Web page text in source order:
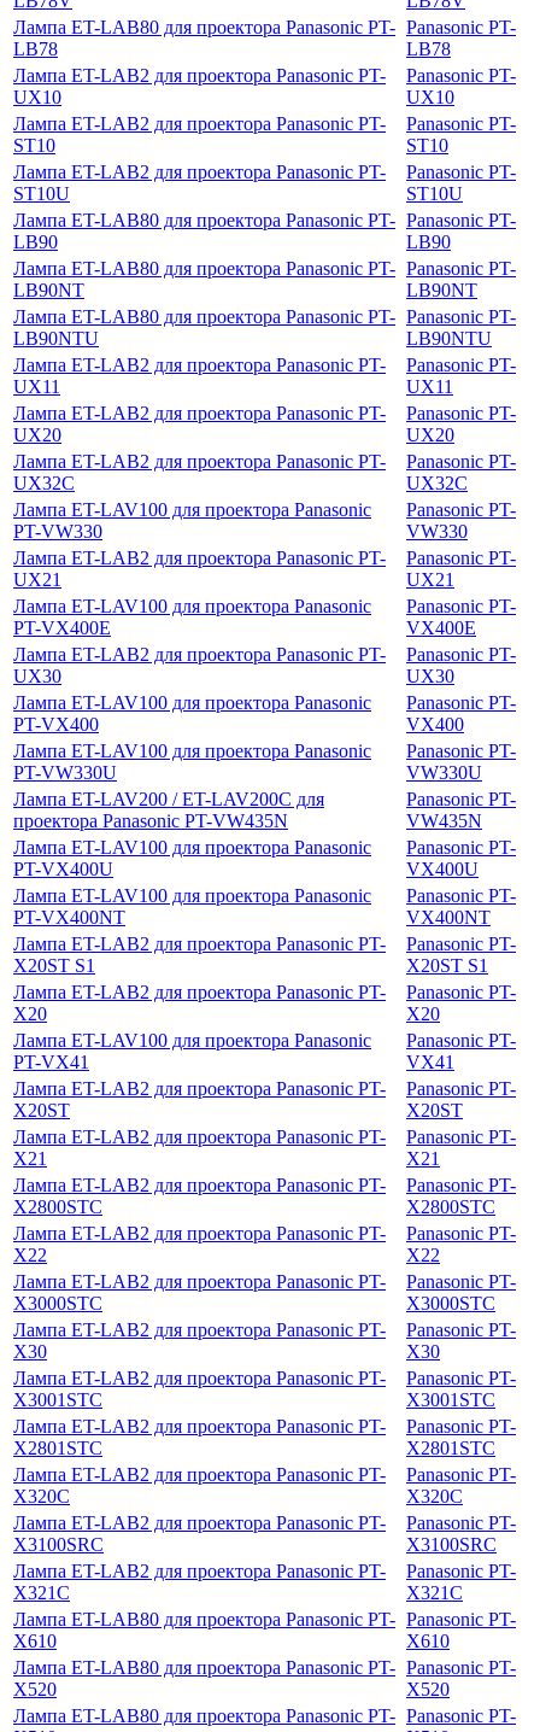
Лампа ET-LAB80 для проектора Panasonic PT-
LB78
Panasonic PT-
LB78
Лампа ET-LAB2 для проектора Panasonic PT-
UX10
Panasonic PT-
UX10
Лампа ET-LAB2 для проектора Panasonic PT-
ST10
Panasonic PT-
ST10
Лампа ET-LAB2 для проектора Panasonic PT-
ST10U
Panasonic PT-
ST10U
Лампа ET-LAB80 для проектора Panasonic PT-
LB90
Panasonic PT-
LB90
Лампа ET-LAB80 для проектора Panasonic PT-
LB90NT
Panasonic PT-
LB90NT
Лампа ET-LAB80 для проектора Panasonic PT-
LB90NTU
Panasonic PT-
LB90NTU
Лампа ET-LAB2 для проектора Panasonic PT-
UX11
Panasonic PT-
UX11
Лампа ET-LAB2 для проектора Panasonic PT-
UX20
Panasonic PT-
UX20
Лампа ET-LAB2 для проектора Panasonic PT-
UX32C
Panasonic PT-
UX32C
Лампа ET-LAV100 для проектора Panasonic
PT-VW330
Panasonic PT-
VW330
Лампа ET-LAB2 для проектора Panasonic PT-
UX21
Panasonic PT-
UX21
Лампа ET-LAV100 для проектора Panasonic
PT-VX400E
Panasonic PT-
VX400E
Лампа ET-LAB2 для проектора Panasonic PT-
UX30
Panasonic PT-
UX30
Лампа ET-LAV100 для проектора Panasonic
PT-VX400
Panasonic PT-
VX400
Лампа ET-LAV100 для проектора Panasonic
PT-VW330U
Panasonic PT-
VW330U
Лампа ET-LAV200 / ET-LAV200C для
проектора Panasonic PT-VW435N
Panasonic PT-
VW435N
Лампа ET-LAV100 для проектора Panasonic
PT-VX400U
Panasonic PT-
VX400U
Лампа ET-LAV100 для проектора Panasonic
PT-VX400NT
Panasonic PT-
VX400NT
Лампа ET-LAB2 для проектора Panasonic PT-
X20ST S1
Panasonic PT-
X20ST S1
Лампа ET-LAB2 для проектора Panasonic PT-
X20
Panasonic PT-
X20
Лампа ET-LAV100 для проектора Panasonic
PT-VX41
Panasonic PT-
VX41
Лампа ET-LAB2 для проектора Panasonic PT-
X20ST
Panasonic PT-
X20ST
Лампа ET-LAB2 для проектора Panasonic PT-
X21
Panasonic PT-
X21
Лампа ET-LAB2 для проектора Panasonic PT-
X2800STC
Panasonic PT-
X2800STC
Лампа ET-LAB2 для проектора Panasonic PT-
X22
Panasonic PT-
X22
Лампа ET-LAB2 для проектора Panasonic PT-
X3000STC
Panasonic PT-
X3000STC
Лампа ET-LAB2 для проектора Panasonic PT-
X30
Panasonic PT-
X30
Лампа ET-LAB2 для проектора Panasonic PT-
X3001STC
Panasonic PT-
X3001STC
Лампа ET-LAB2 для проектора Panasonic PT-
X2801STC
Panasonic PT-
X2801STC
Лампа ET-LAB2 для проектора Panasonic PT-
X320C
Panasonic PT-
X320C
Лампа ET-LAB2 для проектора Panasonic PT-
X3100SRC
Panasonic PT-
X3100SRC
Лампа ET-LAB2 для проектора Panasonic PT-
X321C
Panasonic PT-
X321C
Лампа ET-LAB80 для проектора Panasonic PT-
X610
Panasonic PT-
X610
Лампа ET-LAB80 для проектора Panasonic PT-
X520
Panasonic PT-
X520
Лампа ET-LAB80 для проектора Panasonic PT- Panasonic PT-